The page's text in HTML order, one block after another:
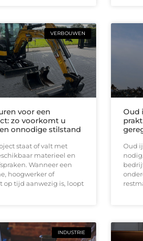
VERBOUWEN
voor een
zo voorkomt u
onnodige stilstand
staat of valt met
materieel en
Wanneer een
hoogwerker of
op tijd aanwezig is, loopt
Oud
Oud
INDUSTRIE